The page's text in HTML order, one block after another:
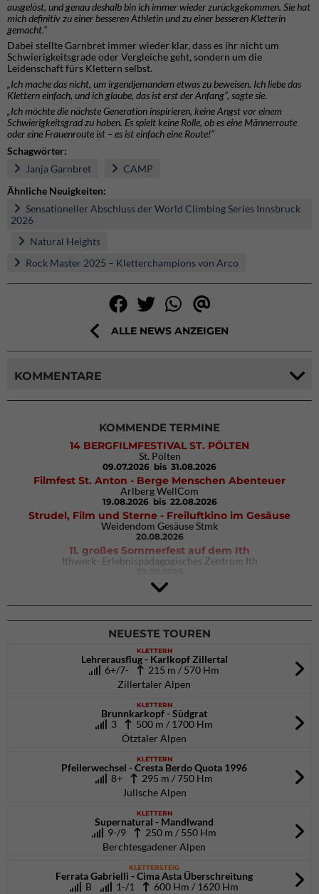
ausgelöst, und genau deshalb bin ich immer wieder zurückgekommen. Sie hat
mich definitiv zu einer besseren Athletin und zu einer besseren Kletterin
gemacht.“
Dabei stellte Garnbret immer wieder klar, dass es ihr nicht um
Schwierigkeitsgrade oder Vergleiche geht, sondern um die
Leidenschaft fürs Klettern selbst.
„Ich mache das nicht, um irgendjemandem etwas zu beweisen. Ich liebe das
Klettern einfach, und ich glaube, das ist erst der Anfang“, sagte sie.
„Ich möchte die nächste Generation inspirieren, keine Angst vor einem
Schwierigkeitsgrad zu haben. Es spielt keine Rolle, ob es eine Männerroute
oder eine Frauenroute ist – es ist einfach eine Route!“
Schagwörter:
Janja Garnbret
CAMP
Ähnliche Neuigkeiten:
Sensationeller Abschluss der World Climbing Series Innsbruck
2026
Natural Heights
Rock Master 2025 – Kletterchampions von Arco
ALLE NEWS ANZEIGEN
KOMMENTARE
KOMMENDE TERMINE
14 BERGFILMFESTIVAL ST. PÖLTEN
St. Pölten
09.07.2026 bis 31.08.2026
Filmfest St. Anton - Berge Menschen Abenteuer
Arlberg WellCom
19.08.2026 bis 22.08.2026
Strudel, Film und Sterne - Freiluftkino im Gesäuse
Weidendom Gesäuse Stmk
20.08.2026
11. großes Sommerfest auf dem Ith
Ithwerk- Erlebnispädagogisches Zentrum Ith
4Blocs KIDS 2026
DAV Kletter- & Boulderzentrum München Süd (Thalkirchen)
26.09.2026
NEUESTE TOUREN
KLETTERN
Lehrerausflug - Karlkopf Zillertal
6+/7-
215 m / 570 Hm
Zillertaler Alpen
KLETTERN
Brunnkarkopf - Südgrat
3
500 m / 1700 Hm
Ötztaler Alpen
KLETTERN
Pfeilerwechsel - Cresta Berdo Quota 1996
8+
295 m / 750 Hm
Julische Alpen
KLETTERN
Supernatural - Mandlwand
9-/9
250 m / 550 Hm
Berchtesgadener Alpen
KLETTERSTEIG
Ferrata Gabrielli - Cima Asta Überschreitung
B
1-/1 600 Hm / 1620 Hm